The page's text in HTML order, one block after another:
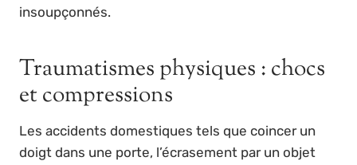
insoupçonnés.
Traumatismes physiques : chocs
et compressions
Les accidents domestiques tels que coincer un
doigt dans une porte, l’écrasement par un objet